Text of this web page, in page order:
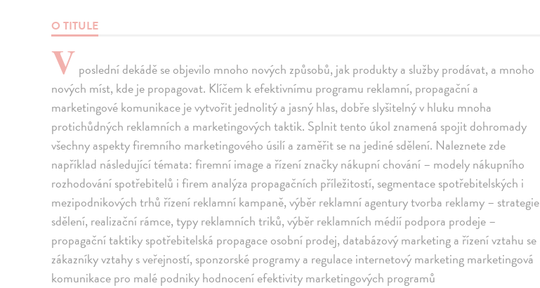
O TITULE
V poslední dekádě se objevilo mnoho nových způsobů, jak produkty a služby prodávat, a mnoho
nových míst, kde je propagovat. Klíčem k efektivnímu programu reklamní, propagační a
marketingové komunikace je vytvořit jednolitý a jasný hlas, dobře slyšitelný v hluku mnoha
protichůdných reklamních a marketingových taktik. Splnit tento úkol znamená spojit dohromady
všechny aspekty firemního marketingového úsilí a zaměřit se na jediné sdělení. Naleznete zde
například následující témata: firemní image a řízení značky nákupní chování – modely nákupního
rozhodování spotřebitelů i firem analýza propagačních příležitostí, segmentace spotřebitelských i
mezipodnikových trhů řízení reklamní kampaně, výběr reklamní agentury tvorba reklamy – strategie
sdělení, realizační rámce, typy reklamních triků, výběr reklamních médií podpora prodeje –
propagační taktiky spotřebitelská propagace osobní prodej, databázový marketing a řízení vztahu se
zákazníky vztahy s veřejností, sponzorské programy a regulace internetový marketing marketingová
komunikace pro malé podniky hodnocení efektivity marketingových programů